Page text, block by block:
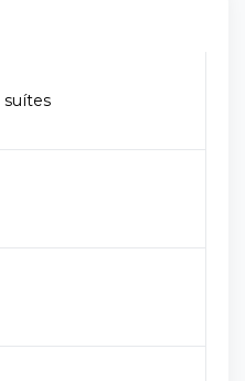
suítes